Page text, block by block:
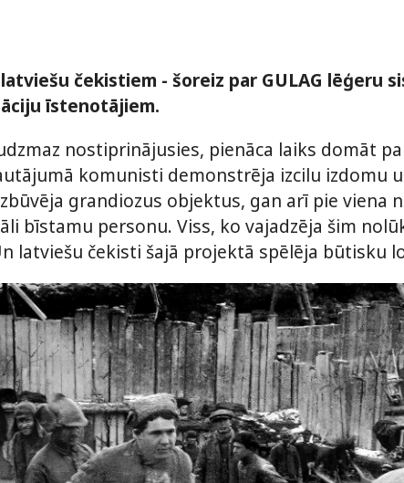
čekistiem - šoreiz par GULAG lēģeru
īstenotājiem.
nostiprinājusies, pienāca laiks domāt
komunisti demonstrēja izcilu izdomu
grandiozus objektus, gan arī pie viena
bīstamu personu. Viss, ko vajadzēja šim
latviešu čekisti šajā projektā spēlēja būtisku